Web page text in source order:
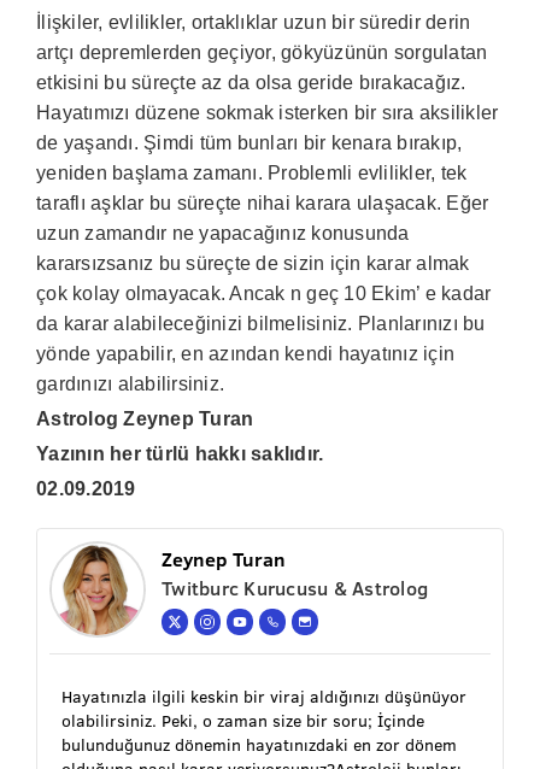
İlişkiler, evlilikler, ortaklıklar uzun bir süredir derin
artçı depremlerden geçiyor, gökyüzünün sorgulatan
etkisini bu süreçte az da olsa geride bırakacağız.
Hayatımızı düzene sokmak isterken bir sıra aksilikler
de yaşandı. Şimdi tüm bunları bir kenara bırakıp,
yeniden başlama zamanı. Problemli evlilikler, tek
taraflı aşklar bu süreçte nihai karara ulaşacak. Eğer
uzun zamandır ne yapacağınız konusunda
kararsızsanız bu süreçte de sizin için karar almak
çok kolay olmayacak. Ancak n geç 10 Ekim’ e kadar
da karar alabileceğinizi bilmelisiniz. Planlarınızı bu
yönde yapabilir, en azından kendi hayatınız için
gardınızı alabilirsiniz.
Astrolog Zeynep Turan
Yazının her türlü hakkı saklıdır.
02.09.2019
Zeynep Turan
Twitburc Kurucusu & Astrolog
Hayatınızla ilgili keskin bir viraj aldığınızı düşünüyor
olabilirsiniz. Peki, o zaman size bir soru; İçinde
bulunduğunuz dönemin hayatınızdaki en zor dönem